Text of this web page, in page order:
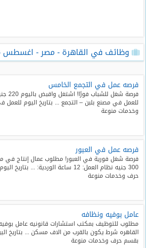
تصفح
الوظائف
وظائف
اليوم
وظائف
وظائف
مصر
اليوم
وظائف
حكومية
المدونة
وظائف في القاهرة - مصر - اغسطس 2026
فرصه عمل في التجمع الخامس
فرصة
للعمل في مصنع بلبن – التجمع ... بتاريخ اليوم
وخدمات منوعة
فرصه عمل في العبور
فرصة شغل فورية في العبور! مطلوب عمال إنتاج
300 جنيه نظام العمل: 12 ساعة الوردية:
حرف وخدمات منوعة
عامل بوفيه ونظافه
مطلوب للتوظيف بمكتب استشارات قانونيه عامل
القاهره شرط يكون بالقرب من الاف مسكن ... بتاريخ
بقسم حرف وخدمات منوعة